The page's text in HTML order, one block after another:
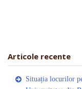
Articole recente
Situația locurilor